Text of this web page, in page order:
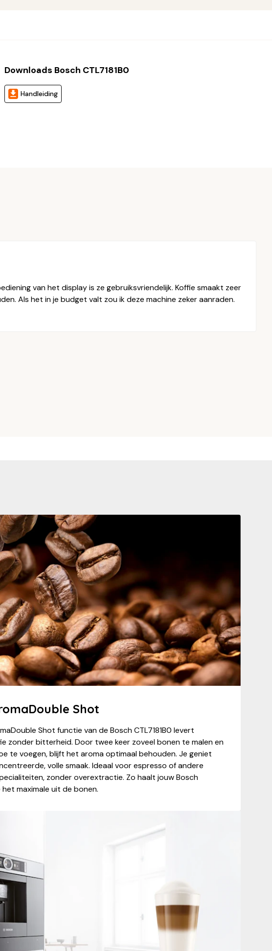
Downloads Bosch CTL7181B0
Handleiding
van het display is ze gebruiksvriendelijk. Koffie smaakt zeer
Als het in je budget valt zou ik deze machine zeker aanraden.
Shot
Shot functie van de Bosch CTL7181B0 levert
zonder bitterheid. Door twee keer zoveel bonen te malen en
te voegen, blijft het aroma optimaal behouden. Je geniet
volle smaak. Ideaal voor espresso of andere
zonder overextractie. Zo haalt jouw Bosch
maximale uit de bonen.